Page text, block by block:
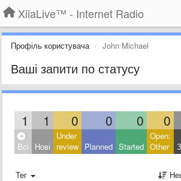
XiiaLive™ - Internet Radio
Профіль користувача John Michael
Ваші запити по статусу
1 1 0 0 0 0
Всі Нові
Under
review Planned Started
Open:
Other
Тег